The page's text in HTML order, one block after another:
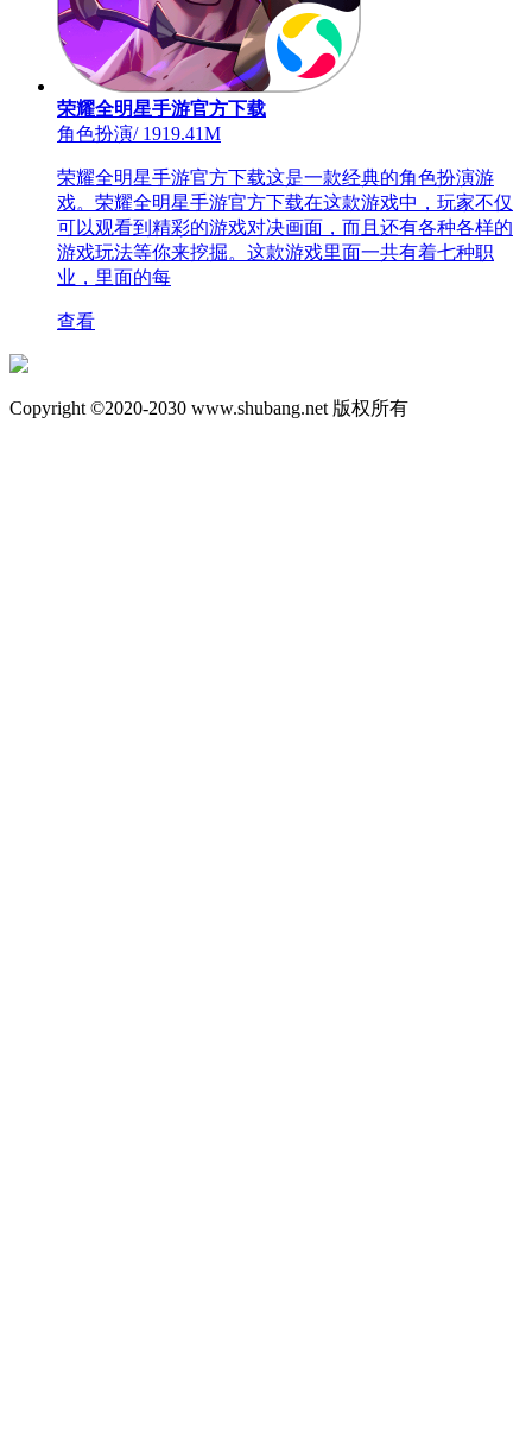
荣耀全明星手游官方下载
角色扮演/1919.41M
荣耀全明星手游官方下载这是一款经典的角色扮演游
戏。荣耀全明星手游官方下载在这款游戏中，玩家不仅
可以观看到精彩的游戏对决画面，而且还有各种各样的
游戏玩法等你来挖掘。这款游戏里面一共有着七种职
业，里面的每
查看
Copyright ©2020-2030 www.shubang.net 版权所有